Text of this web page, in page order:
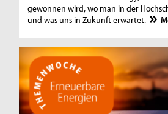
gewonnen wird, wo man in der
und was uns in Zukunft erwartet.